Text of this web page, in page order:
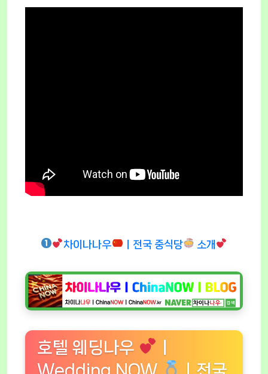
차이나나우 ㅣ전국 중식당 소개
호텔 웨딩나우
Wedding NOW
ㅣ전국